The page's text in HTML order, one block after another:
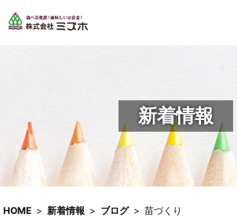
新着情報
HOME > 新着情報 > ブログ> 苗づくり